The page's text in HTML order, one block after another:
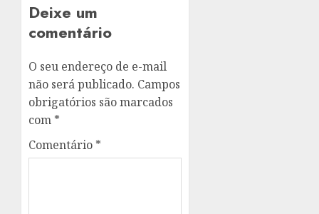
Deixe um
comentário
O seu endereço de e-mail
não será publicado. Campos
obrigatórios são marcados
com *
Comentário *